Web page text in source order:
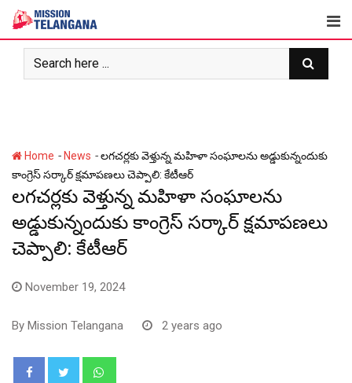
Skip
content
Home - News -లగచర్లకు వెళ్తున్న మహిళా సంఘాలను అడ్డుకున్నందుకు
కాంగ్రెస్ సర్కార్ క్షమాపణలు చెప్పాలి: కేటీఆర్
లగచర్లకు వెళ్తున్న మహిళా సంఘాలను
అడ్డుకున్నందుకు కాంగ్రెస్ సర్కార్ క్షమాపణలు
చెప్పాలి: కేటీఆర్
November 19, 2024
By Mission Telangana 2 years ago